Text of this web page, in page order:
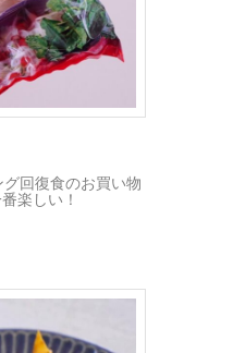
月
回復食のお買い物
楽しい！